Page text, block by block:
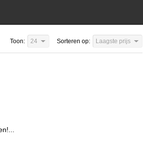
Sorteren op: Laagste prijs
Toon: 24